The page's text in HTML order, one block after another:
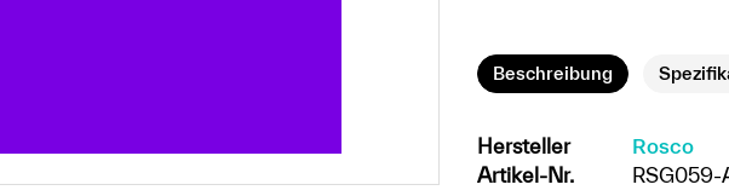
Beschreibung
Hersteller
Rosco
Artikel-Nr.
RSG059-